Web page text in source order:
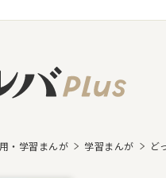
・学習まんが 学習まんが ど